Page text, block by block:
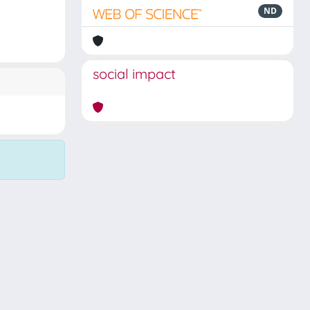
ND
social impact